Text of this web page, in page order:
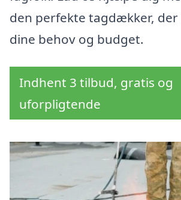
den perfekte tagdækker,
dine behov og budget.
Indhent 3 tilbud, gratis og
uforpligtende